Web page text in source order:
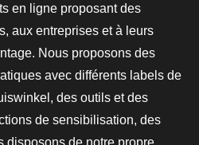
en ligne proposant des
aux entreprises et à leurs
Nous proposons des
avec différents labels de
des outils et des
de sensibilisation, des
disposons de notre propre